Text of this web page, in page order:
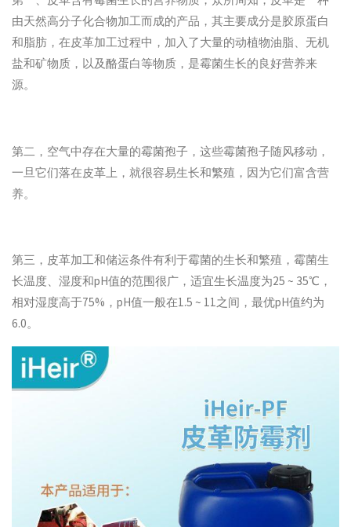
由天然高分子化合物加工而成的产品，其主要成分是胶原蛋白
和脂肪，在皮革加工过程中，加入了大量的动植物油脂、无机
盐和矿物质，以及酪蛋白等物质，是霉菌生长的良好营养来
源。
第二，空气中存在大量的霉菌孢子，这些霉菌孢子随风移动，
一旦它们落在皮革上，就很容易生长和繁殖，因为它们富含营
养。
第三，皮革加工和储运条件有利于霉菌的生长和繁殖，霉菌生
长温度、湿度和pH值的范围很广，适宜生长温度为25 ~ 35℃，
相对湿度高于75%，pH值一般在1.5 ~ 11之间，最优pH值约为
6.0。